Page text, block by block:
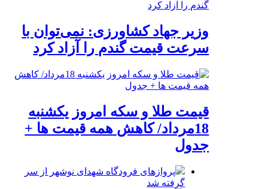
وزیر جهاد کشاورزی: نمی‌توان با
سرعت قیمت گندم را آزاد کرد
قیمت طلا و سکه امروز یکشنبه
18مرداد/ کاهش همه قیمت ها +
جدول
پروازهای فرودگاه شهدای نوشهر از سر
گرفته شد